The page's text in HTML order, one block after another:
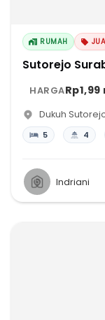
RUMAH
HARGA
Dukuh
5 4
Indriani